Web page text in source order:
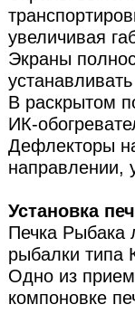
увеличивая
Экраны
В раскрытом
ИК-
Дефлекторы
направлении,
Установка
Печка Рыбака
рыбалки типа
Одно из
компоновке